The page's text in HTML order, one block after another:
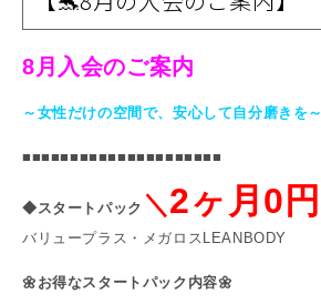
8月入会のご案内
～女性だけの空間で、安心して自分磨きを～
■■■■■■■■■■■■■■■■■■■■■
◆スタートパック ＼ 2ヶ月0円
バリュープラス・メガロスLEANBODY
🌼お得なスタートパック内容🌼